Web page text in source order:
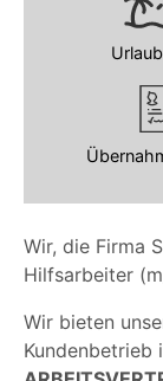
Wir, die Firma
Hilfsarbeiter
Wir bieten
Kundenbetrieb